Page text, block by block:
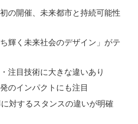
の開催、未来都市と持続可能性
輝く未来社会のデザイン」がテ
注目技術に大きな違いあり
のインパクトにも注目
対するスタンスの違いが明確